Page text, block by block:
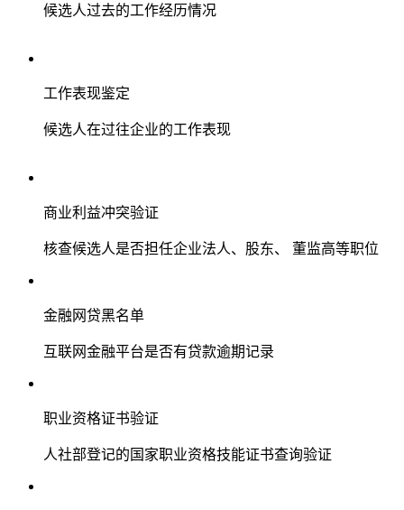
候选人过去的工作经历情况
工作表现鉴定
候选人在过往企业的工作表现
商业利益冲突验证
核查候选人是否担任企业法人、股东、 董监高等职位
金融网贷黑名单
互联网金融平台是否有贷款逾期记录
职业资格证书验证
人社部登记的国家职业资格技能证书查询验证